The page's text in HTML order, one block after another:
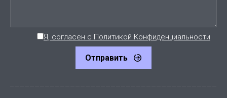
Я, согласен с Политикой Конфиденциальности
Отправить